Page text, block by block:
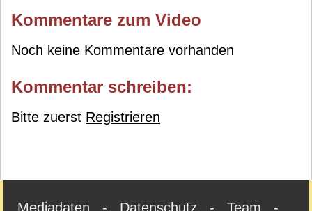
Kommentare zum Video
Noch keine Kommentare vorhanden
Kommentar schreiben:
Bitte zuerst Registrieren
Mediadaten - Datenschutz - Team -